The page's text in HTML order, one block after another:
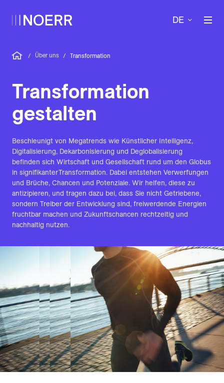
DE
/ Über uns / Transformation
Transformation
gestalten
Beschleunigt von Megatrends wie Künstlicher Intelligenz,
Digitalisierung, Dekarbonisierung und Deglobalisierung
befinden sich Wirtschaft und Gesellschaft rund um den Globus
in signifikanter Transformation. Dabei entstehen Verwerfungen
und Brüche, Chancen und Potenziale. Wir helfen, diese zu
antizipieren, und tragen dazu bei, dass Sie nicht Getriebene,
sondern Treiber der Entwicklung sind, freiwerdende Energien
fruchtbar machen und Zukunftschancen rechtzeitig und
nachhaltig nutzen.